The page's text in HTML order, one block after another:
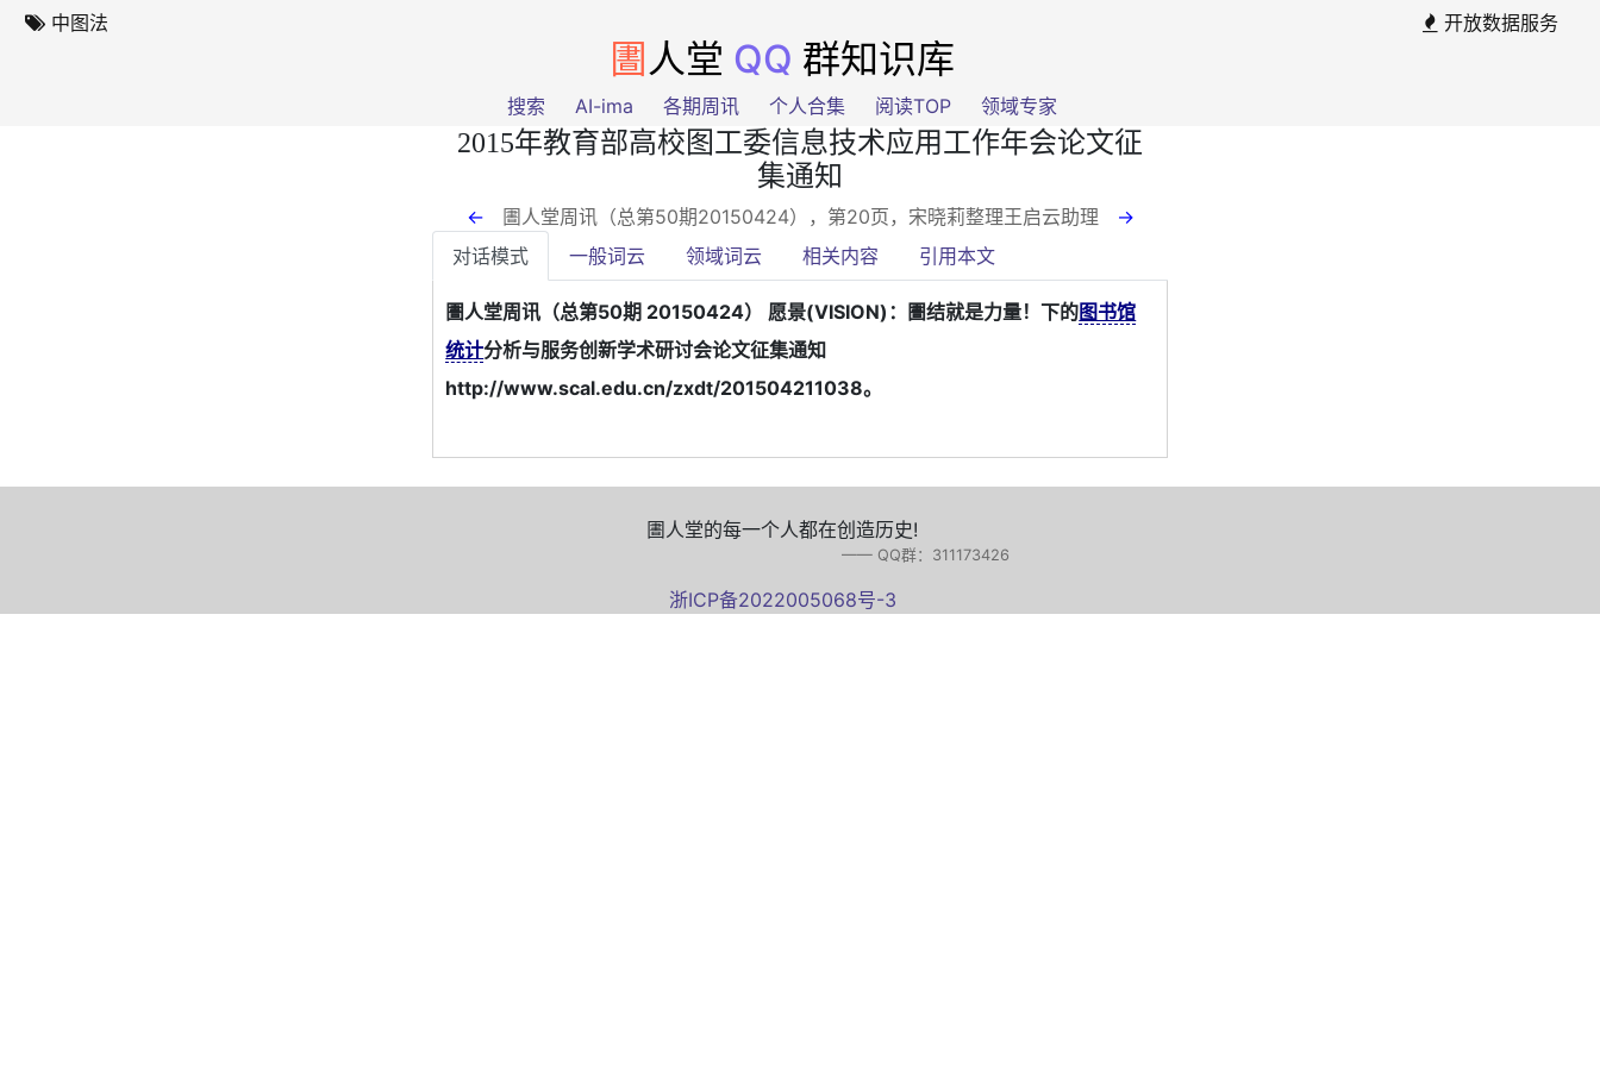
中图法 开放数据服务
圕 人堂 QQ 群知识库
搜索 AI-ima 各期周讯 个人合集 阅读TOP 领域专家
2015年教育部高校图工委信息技术应用工作年会论文征
集通知
← 圕人堂周讯（总第50期20150424），第20页 ，宋晓莉整理王启云助理
→
对话模式
一般词云 领域词云 相关内容 引用本文
圕人堂周讯（总第50期 20150424） 愿景(VISION)：圕结就是力量！下的图书馆
统计分析与服务创新学术研讨会论文征集通知
http://www.scal.edu.cn/zxdt/201504211038。
圕人堂的每一个人都在创造历史!
—— QQ群：311173426
浙ICP备2022005068号-3